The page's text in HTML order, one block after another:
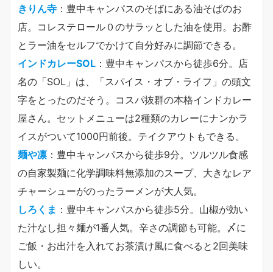
きりん寺 ：豊中キャンパスのそばにある油そばのお
店。コレステロール０のサラッとした油を使用。お酢
とラー油をセルフでかけて自分好みに調節できる。
インドカレーSOL ：豊中キャンパスから徒歩6分。店
名の「SOL」は、「スパイス・オブ・ライフ」の頭文
字をとったのだそう。コスパ抜群の本格インドカレー
屋さん。セットメニューは2種類のカレーにナンかラ
イスがついて1000円前後。テイクアウトもできる。
麺や凛 ：豊中キャンパスから徒歩9分。ツルツル食感
の自家製麺に化学調味料無添加のスープ、大きなレア
チャーシューがのったラーメンが大人気。
しろくま ：豊中キャンパスから徒歩5分。山椒が効い
た汁なし担々麺が1番人気。辛さの調節も可能。〆に
ご飯・お出汁を入れてお茶漬け風に食べると2回美味
しい。